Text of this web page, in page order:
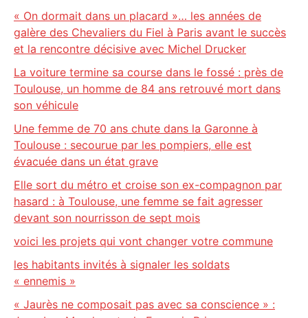
« On dormait dans un placard »… les années de
galère des Chevaliers du Fiel à Paris avant le succès
et la rencontre décisive avec Michel Drucker
La voiture termine sa course dans le fossé : près de
Toulouse, un homme de 84 ans retrouvé mort dans
son véhicule
Une femme de 70 ans chute dans la Garonne à
Toulouse : secourue par les pompiers, elle est
évacuée dans un état grave
Elle sort du métro et croise son ex-compagnon par
hasard : à Toulouse, une femme se fait agresser
devant son nourrisson de sept mois
voici les projets qui vont changer votre commune
les habitants invités à signaler les soldats
« ennemis »
« Jaurès ne composait pas avec sa conscience » :